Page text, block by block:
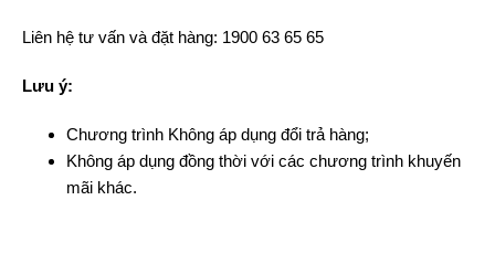
Liên hệ tư vấn và đặt hàng: 1900 63 65 65
Lưu ý:
Chương trình Không áp dụng đổi trả hàng;
Không áp dụng đồng thời với các chương trình khuyến
mãi khác.